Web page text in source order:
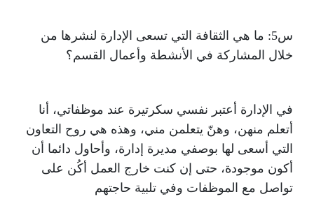
س5: ما هي الثقافة التي تسعى الإدارة لنشرها من
خلال المشاركة في الأنشطة وأعمال القسم؟
في الإدارة أعتبر نفسي سكرتيرة عند موظفاتي، أنا
أتعلم منهن، وهنّ يتعلمن مني، وهذه هي روح التعاون
التي أسعى لها بوصفي مديرة إدارة، وأحاول دائما أن
أكون موجودة، حتى إن كنت خارج العمل أكُن على
تواصل مع الموظفات وفي تلبية حاجتهم